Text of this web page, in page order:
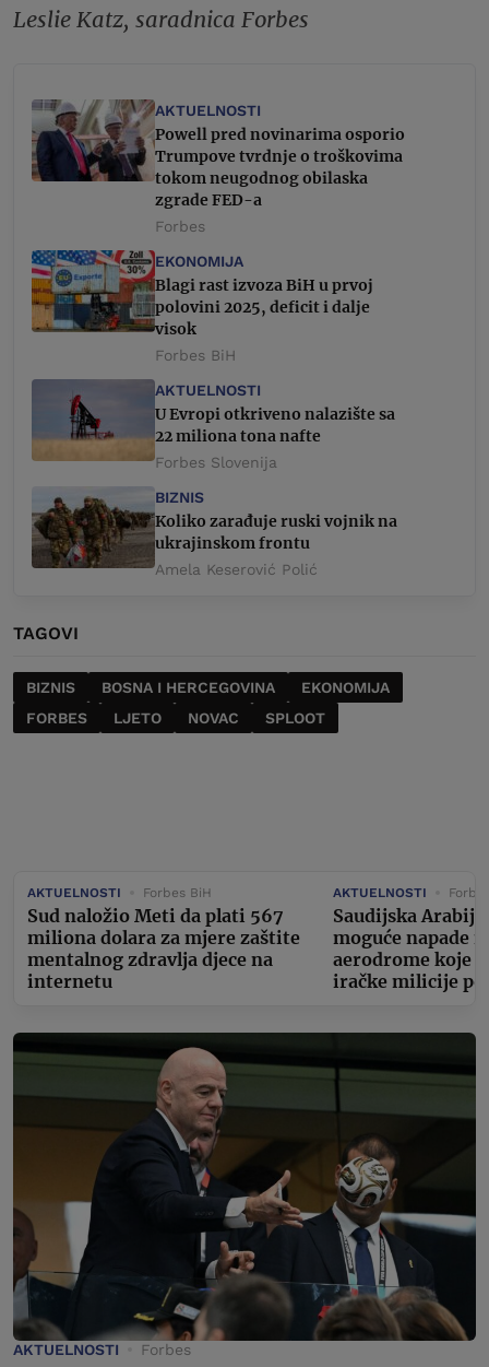
Leslie Katz, saradnica Forbes
AKTUELNOSTI
Powell pred novinarima osporio
Trumpove tvrdnje o troškovima
tokom neugodnog obilaska
zgrade FED-a
Forbes
EKONOMIJA
Blagi rast izvoza BiH u prvoj
polovini 2025, deficit i dalje
visok
Forbes BiH
AKTUELNOSTI
U Evropi otkriveno nalazište sa
22 miliona tona nafte
Forbes Slovenija
BIZNIS
Koliko zarađuje ruski vojnik na
ukrajinskom frontu
Amela Keserović Polić
TAGOVI
BIZNIS BOSNA I HERCEGOVINA
EKONOMIJA
FORBES
LJETO NOVAC SPLOOT
AKTUELNOSTI Forbes BiH
Sud naložio Meti da plati 567
miliona dolara za mjere zaštite
mentalnog zdravlja djece na
internetu
AKTUELNOSTI
Saudijska
moguće napade
aerodrome koje
iračke milicije
AKTUELNOSTI Forbes